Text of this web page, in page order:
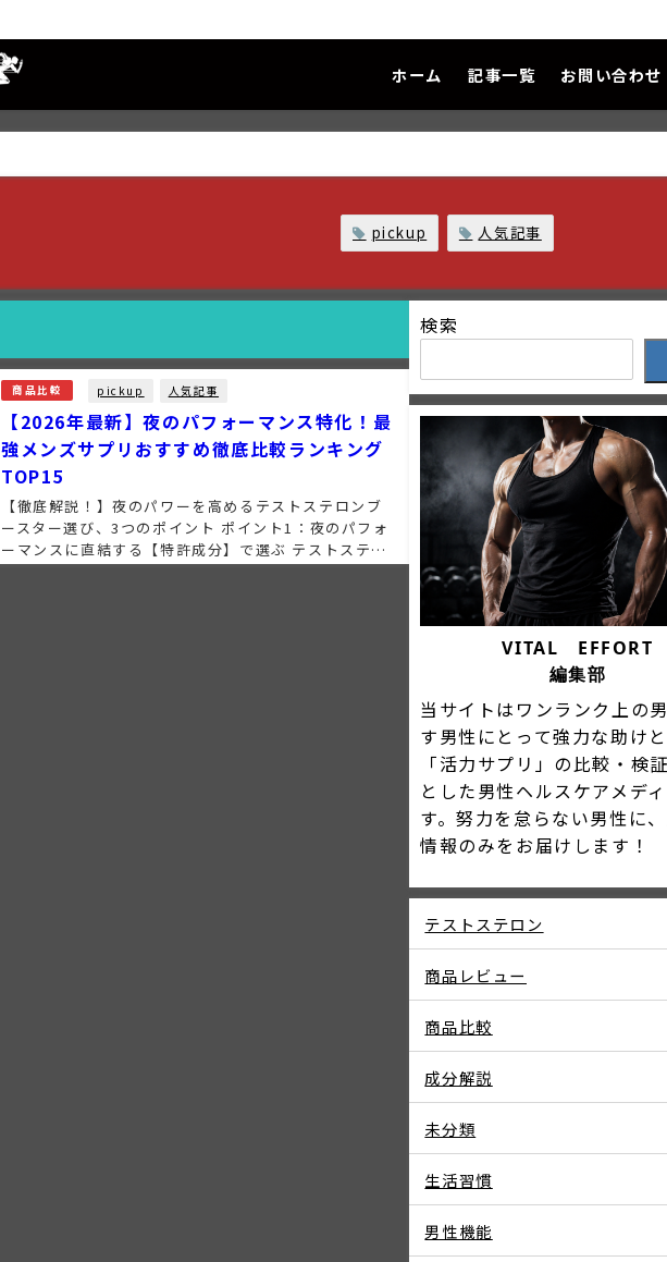
ホーム 記事一覧 お問い合わせ
pickup 人気記事
商品比較 pickup 人気記事
【2026年最新】夜のパフォーマンス特化！最
強メンズサプリおすすめ徹底比較ランキング
TOP15
【徹底解説！】夜のパワーを高めるテストステロンブ
ースター選び、3つのポイント ポイント1：夜のパフォ
ーマンスに直結する【特許成分】で選ぶ テストステロ
ンブースターの核心は、「テストステロンそのものを
検索
VITAL EFFORT
編集部
当サイトはワンランク上の
す男性にとって強力な助け
「活力サプリ」の比較・検
とした男性ヘルスケアメデ
す。努力を怠らない男性に
情報のみをお届けします！
テストステロン
商品レビュー
商品比較
成分解説
未分類
生活習慣
男性機能